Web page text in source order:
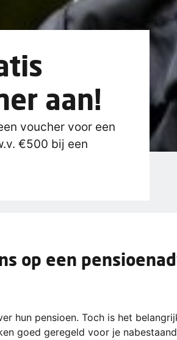
aan!
voucher voor een
€500 bij een
op een
hun pensioen. Toch is het
goed geregeld voor je